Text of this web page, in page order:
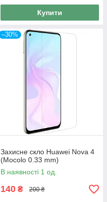
Купити
–30%
Захисне скло Huawei Nova 4
(Mocolo 0.33 mm)
В наявності 1 од.
140 ₴ 200 ₴